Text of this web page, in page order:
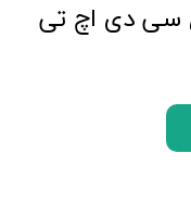
سی دی اچ تی